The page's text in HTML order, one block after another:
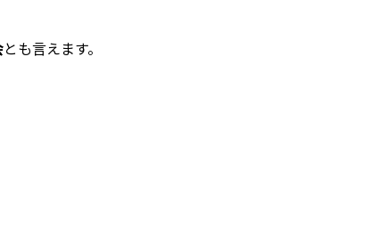
とも言えます。